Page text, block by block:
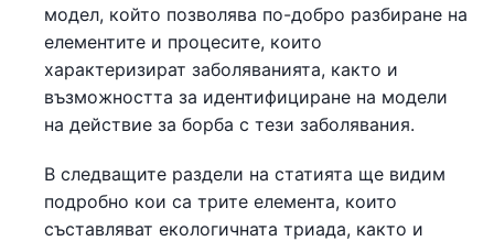
модел, който позволява по-добро разбиране на
елементите и процесите, които
характеризират заболяванията, както и
възможността за идентифициране на модели
на действие за борба с тези заболявания.
В следващите раздели на статията ще видим
подробно кои са трите елемента, които
съставляват екологичната триада, както и